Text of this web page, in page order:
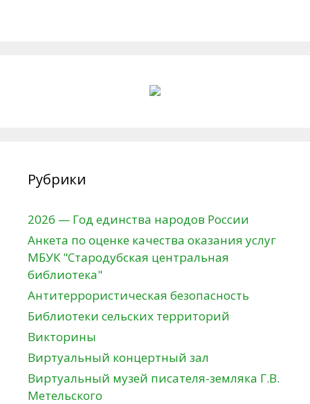
Рубрики
2026 — Год единства народов России
Анкета по оценке качества оказания услуг
МБУК "Стародубская центральная
библиотека"
Антитеррористическая безопасность
Библиотеки сельских территорий
Викторины
Виртуальный концертный зал
Виртуальный музей писателя-земляка Г.В.
Метельского